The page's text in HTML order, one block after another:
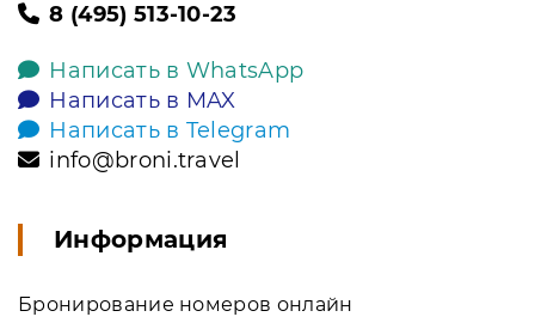
8 (495) 513-10-23
Написать в WhatsApp
Написать в MAX
Написать в Telegram
info@broni.travel
Информация
Бронирование номеров онлайн